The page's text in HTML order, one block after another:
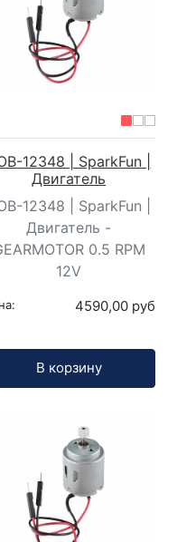
12348 | SparkFun |
Двигатель
12348 | SparkFun |
Двигатель -
0.5 RPM
12V
4590,00 руб
В корзину